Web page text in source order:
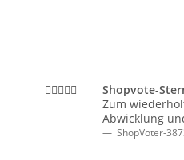
Shopvote-
Zum
Abwicklung
ShopVoter-